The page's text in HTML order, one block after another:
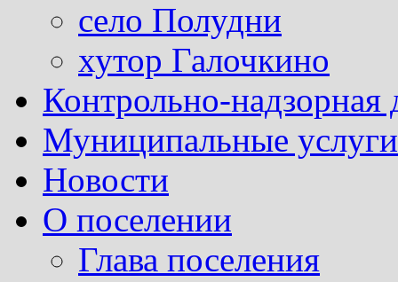
село Полудни
хутор Галочкино
Контрольно-надзорная
Муниципальные
Новости
О поселении
Глава поселения